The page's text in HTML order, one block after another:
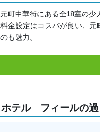
元町中華街にある全18室の
料金設定はコスパが良い。
のも魅力。
ホテル フィールの過